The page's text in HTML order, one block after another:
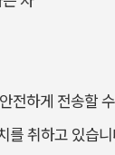
하게 전송할
를 취하고 있습